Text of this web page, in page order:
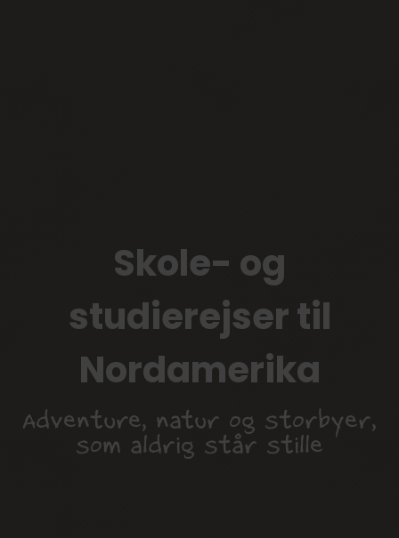
Skole- og
studierejser til
Nordamerika
Adventure, natur og storbyer,
som aldrig står stille